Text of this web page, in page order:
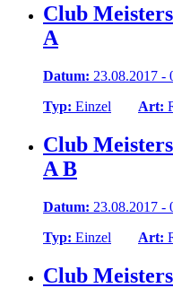
Club
A
Datum: 23.08.2017 -
Typ: Einzel Art:
Club
A B
Datum: 23.08.2017 -
Typ: Einzel Art:
Club